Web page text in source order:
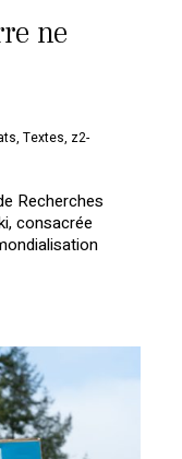
ne
,Textes, z2-
Recherches
consacrée